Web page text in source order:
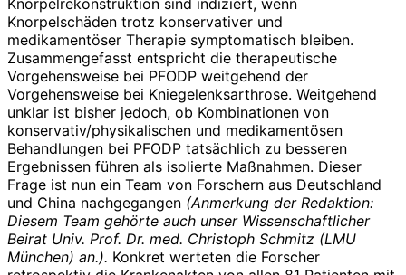
Knorpelschäden trotz konservativer und
medikamentöser Therapie symptomatisch bleiben.
Zusammengefasst entspricht die therapeutische
Vorgehensweise bei PFODP weitgehend der
Vorgehensweise bei Kniegelenksar­throse. Weitgehend
unklar ist bisher jedoch, ob Kombinationen von
konservativ/physikalischen und medikamentösen
Behandlungen bei PFODP tatsächlich zu besseren
Ergebnissen führen als isolierte Maßnahmen. Dieser
Frage ist nun ein Team von Forschern aus Deutschland
und China nachgegangen (Anmerkung der Redaktion:
Diesem Team gehörte auch unser Wissenschaftlicher
Beirat Univ. Prof. Dr. med. Christoph Schmitz (LMU
München) an.). Konkret werteten die Forscher